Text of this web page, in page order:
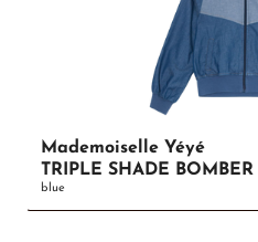
Mademoiselle Yéyé
TRIPLE SHADE BOMBER
blue